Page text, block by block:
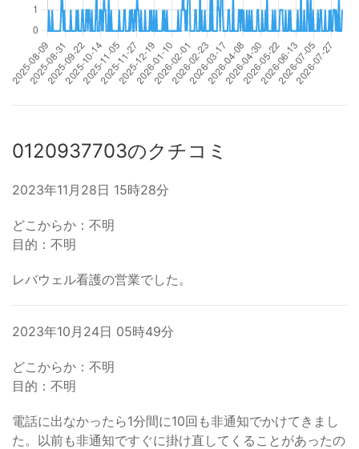
0120937703のクチコミ
2023年11月28日 15時28分
どこからか：不明
目的：不明
レバウェル看護の営業でした。
2023年10月24日 05時49分
どこからか：不明
目的：不明
電話に出なかったら1分間に10回も非通知でかけてきまし
た。以前も非通知ですぐに掛け直してくることがあったの